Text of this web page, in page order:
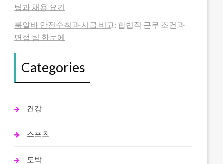
팁과 채용 요건
룸알바 안전수칙과 시급 비교: 합법적 근무 조건과
면접 팁 한눈에
Categories
건강
스포츠
도박